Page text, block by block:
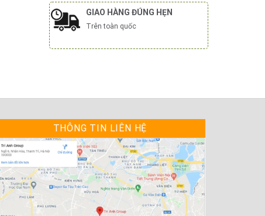
GIAO HÀNG ĐÚNG HẸN
Trên toàn quốc
THÔNG TIN LIÊN HỆ